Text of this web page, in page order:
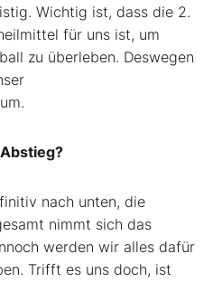
Wichtig ist, dass die 2.
für uns ist, um
zu überleben. Deswegen
nach unten, die
nimmt sich das
werden wir alles dafür
Trifft es uns doch, ist